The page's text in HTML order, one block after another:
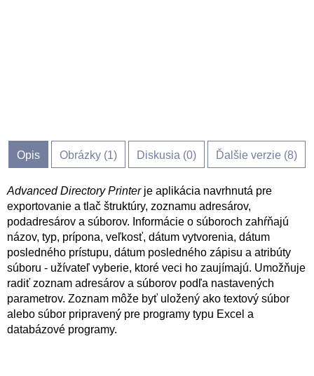
Opis Obrázky (1) Diskusia (0) Ďalšie verzie (8)
Advanced Directory Printerje aplikácia navrhnutá pre
exportovanie a tlač štruktúry, zoznamu adresárov,
podadresárov a súborov. Informácie o súboroch zahŕňajú
názov, typ, prípona, veľkosť, dátum vytvorenia, dátum
posledného prístupu, dátum posledného zápisu a atribúty
súboru - užívateľ vyberie, ktoré veci ho zaujímajú. Umožňuje
radiť zoznam adresárov a súborov podľa nastavených
parametrov. Zoznam môže byť uložený ako textový súbor
alebo súbor pripravený pre programy typu Excel a
databázové programy.